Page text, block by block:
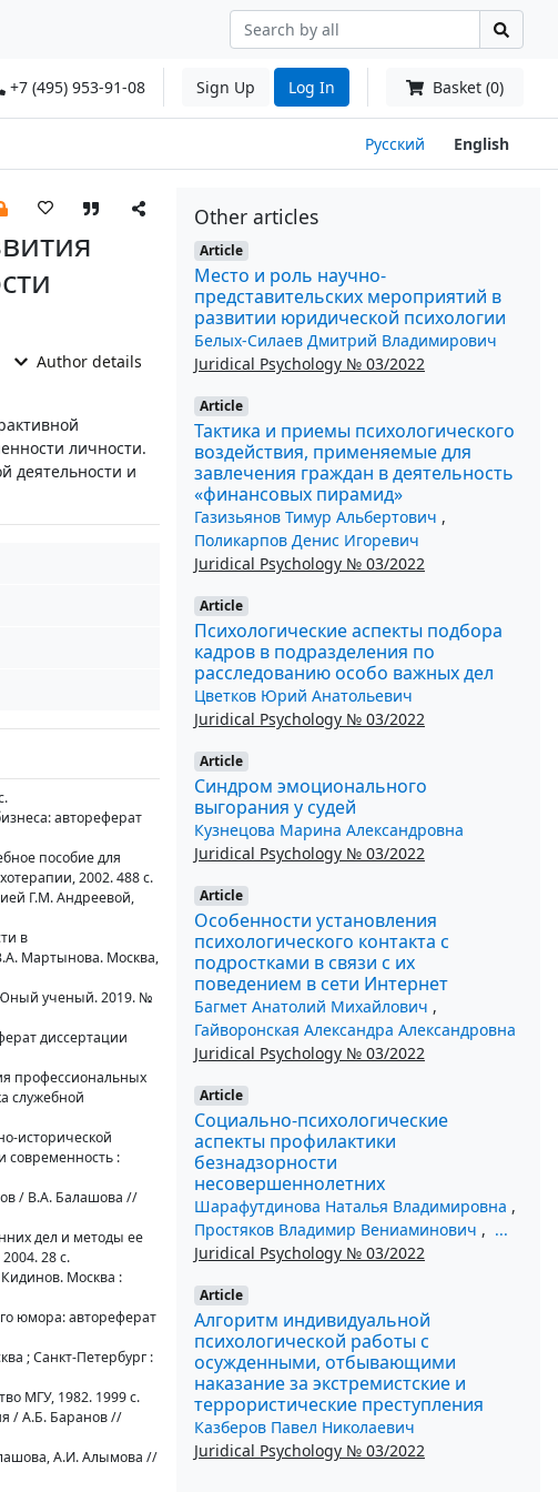
+7 (495) 953-91-08 Sign Up Log In Basket (0)
Русский English
Author details
личности.
деятельности и
автореферат
пособие для
2002. 488 с.
Г.М. Андреевой,
в
Мартынова. Москва,
Юный ученый. 2019. №
диссертации
профессиональных
служебной
исторической
современность :
/ В.А. Балашова //
дел и методы ее
28 с.
Москва :
юмора: автореферат
; Санкт-Петербург :
МГУ, 1982. 1999 с.
/ А.Б. Баранов //
А.И. Алымова //
Other articles
Article
Место и роль научно-
представительских мероприятий в
развитии юридической психологии
Белых-Силаев Дмитрий Владимирович
Juridical Psychology № 03/2022
Article
Тактика и приемы психологического
воздействия, применяемые для
завлечения граждан в деятельность
«финансовых пирамид»
Газизьянов Тимур Альбертович ,
Поликарпов Денис Игоревич
Juridical Psychology № 03/2022
Article
Психологические аспекты подбора
кадров в подразделения по
расследованию особо важных дел
Цветков Юрий Анатольевич
Juridical Psychology № 03/2022
Article
Синдром эмоционального
выгорания у судей
Кузнецова Марина Александровна
Juridical Psychology № 03/2022
Article
Особенности установления
психологического контакта с
подростками в связи с их
поведением в сети Интернет
Багмет Анатолий Михайлович ,
Гайворонская Александра Александровна
Juridical Psychology № 03/2022
Article
Социально-психологические
аспекты профилактики
безнадзорности
несовершеннолетних
Шарафутдинова Наталья Владимировна ,
Простяков Владимир Вениаминович , ...
Juridical Psychology № 03/2022
Article
Алгоритм индивидуальной
психологической работы с
осужденными, отбывающими
наказание за экстремистские и
террористические преступления
Казберов Павел Николаевич
Juridical Psychology № 03/2022